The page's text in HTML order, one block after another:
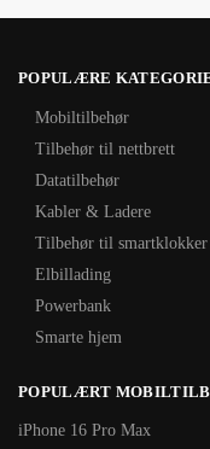
POPULÆRE
Mobiltilbehør
Tilbehør til nettbrett
Datatilbehør
Kabler & Ladere
Tilbehør til smartklokker
Elbillading
Powerbank
Smarte hjem
POPULÆRT
iPhone 16 Pro Max